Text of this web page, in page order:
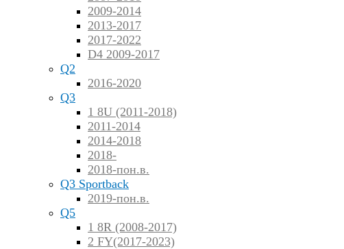
2009-2014
2013-2017
2017-2022
D4 2009-2017
Q2
2016-2020
Q3
1 8U (2011-2018)
2011-2014
2014-2018
2018-
2018-пон.в.
Q3 Sportback
2019-пон.в.
Q5
1 8R (2008-2017)
2 FY(2017-2023)